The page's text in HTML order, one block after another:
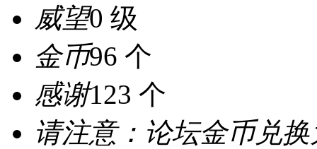
威望0 级
金币96 个
感谢123 个
请注意：论坛金币兑